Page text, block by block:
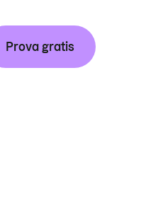
Prova gratis